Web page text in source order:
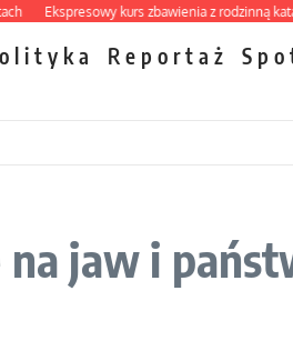
Ekspresowy kurs zbawienia z rodzinną
Reportaż
jaw i